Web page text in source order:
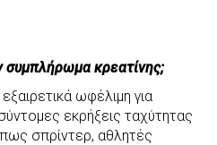
συμπλήρωμα κρεατίνης;
ωφέλιμη για
εκρήξεις ταχύτητας
σπρίντερ, αθλητές